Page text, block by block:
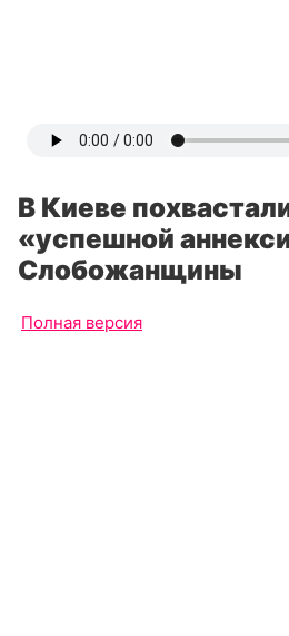
В Киеве
«успешной
Слобожанщины
Полная версия